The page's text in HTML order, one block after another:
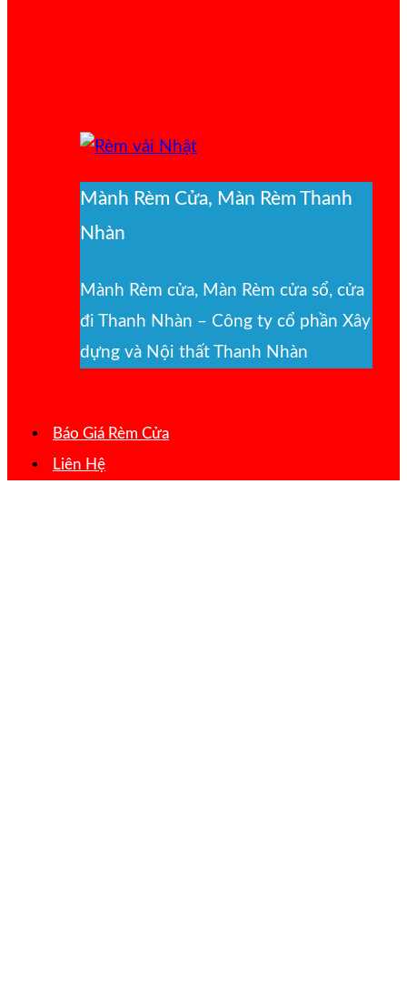
Mành Rèm Cửa, Màn Rèm Thanh
Nhàn
Mành Rèm cửa, Màn Rèm cửa sổ, cửa
đi Thanh Nhàn – Công ty cổ phần Xây
dựng và Nội thất Thanh Nhàn
Báo Giá Rèm Cửa
Liên Hệ